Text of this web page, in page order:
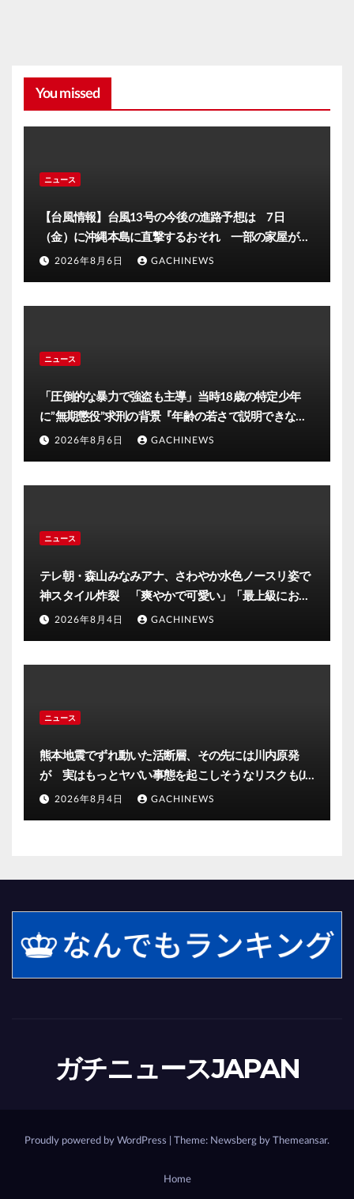
You missed
ニュース
【台風情報】台風13号の今後の進路予想は 7日
（金）に沖縄本島に直撃するおそれ 一部の家屋が倒
壊するおそれがある猛烈な風が吹く見込み(FNNプライ
2026年8月6日 GACHINEWS
ニュース
「圧倒的な暴力で強盗も主導」当時18歳の特定少年
に”無期懲役”求刑の背景『年齢の若さで説明できない
ほど悪質だと検察が判断』＜元裁判官が解説＞全国的
2026年8月6日 GACHINEWS
ニュース
テレ朝・森山みなみアナ、さわやか水色ノースリ姿で
神スタイル炸裂 「爽やかで可愛い」「最上級にお似
合い」(J-CASTニュース)
2026年8月4日 GACHINEWS
ニュース
熊本地震でずれ動いた活断層、その先には川内原発
が 実はもっとヤバい事態を起こしそうなリスクも(J-
CASTニュース)
2026年8月4日 GACHINEWS
ガチニュースJAPAN
Proudly powered by WordPress | Theme: Newsberg byThemeansar.
Home